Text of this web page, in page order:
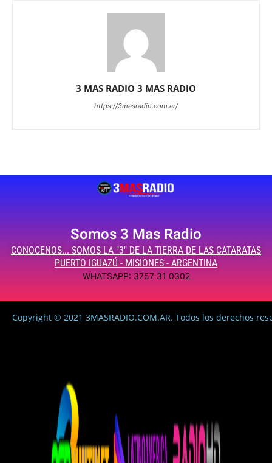
3 MAS RADIO 3 MAS RADIO
https://3masradio.com.ar/
Somos 3 Mas Radio
CONOCENOS... SOMOS LA "3" DE LA TIERRA DE LAS CATARATAS
PUERTO IGUAZÚ - MISIONES - ARGENTINA
WHATSAPP: 3757 31 0302
Copyright © 2021 3MASRADIO.COM.AR. Todos los derechos